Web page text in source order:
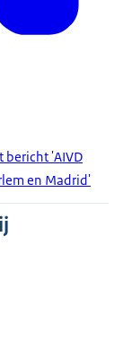
bericht 'AIVD
en Madrid'